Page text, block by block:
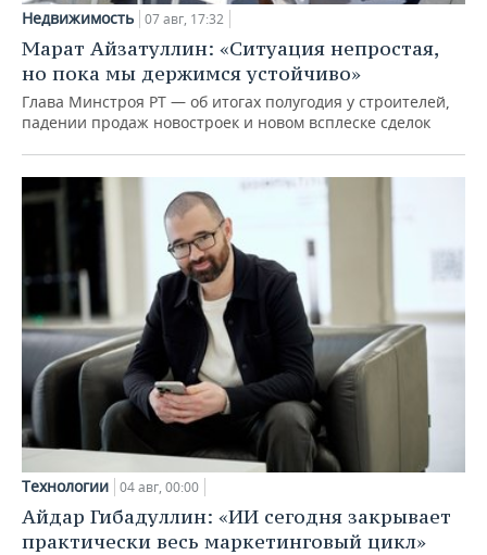
Недвижимость 07 авг, 17:32
Марат Айзатуллин: «Ситуация непростая,
но пока мы держимся устойчиво»
Глава Минстроя РТ — об итогах полугодия у строителей,
падении продаж новостроек и новом всплеске сделок
Технологии 04 авг, 00:00
Айдар Гибадуллин: «ИИ сегодня закрывает
практически весь маркетинговый цикл»